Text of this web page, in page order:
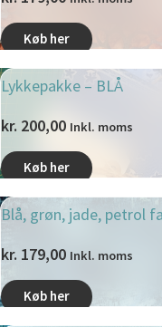
Køb her
Lykkepakke – BLÅ
kr. 200,00 Inkl. moms
Køb her
Blå, grøn, jade, petrol
kr. 179,00 Inkl. moms
Køb her